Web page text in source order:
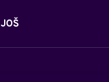
JOŠ